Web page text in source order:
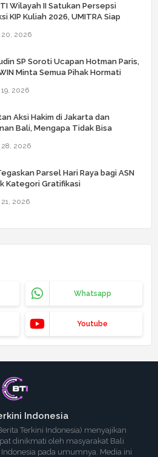
Wilayah II Satukan Persepsi
KIP Kuliah 2026, UMITRA Siap
2026
SP Soroti Ucapan Hotman Paris,
Minta Semua Pihak Hormati
2026
Aksi Hakim di Jakarta dan
Bali, Mengapa Tidak Bisa
2026
Parsel Hari Raya bagi ASN
Kategori Gratifikasi
2026
Whatsapp
Youtube
Indonesia
Terkini Indonesia) menyajikan
dinikmati oleh masyarakat Bali
pada umumnya. Media ini